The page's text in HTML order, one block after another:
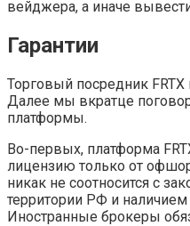
вейджера, а иначе
Гарантии
Торговый посредник
Далее мы вкратце
платформы.
Во-первых, платформа
лицензию только от
никак не соотносится с
территории РФ и наличием
Иностранные брокеры